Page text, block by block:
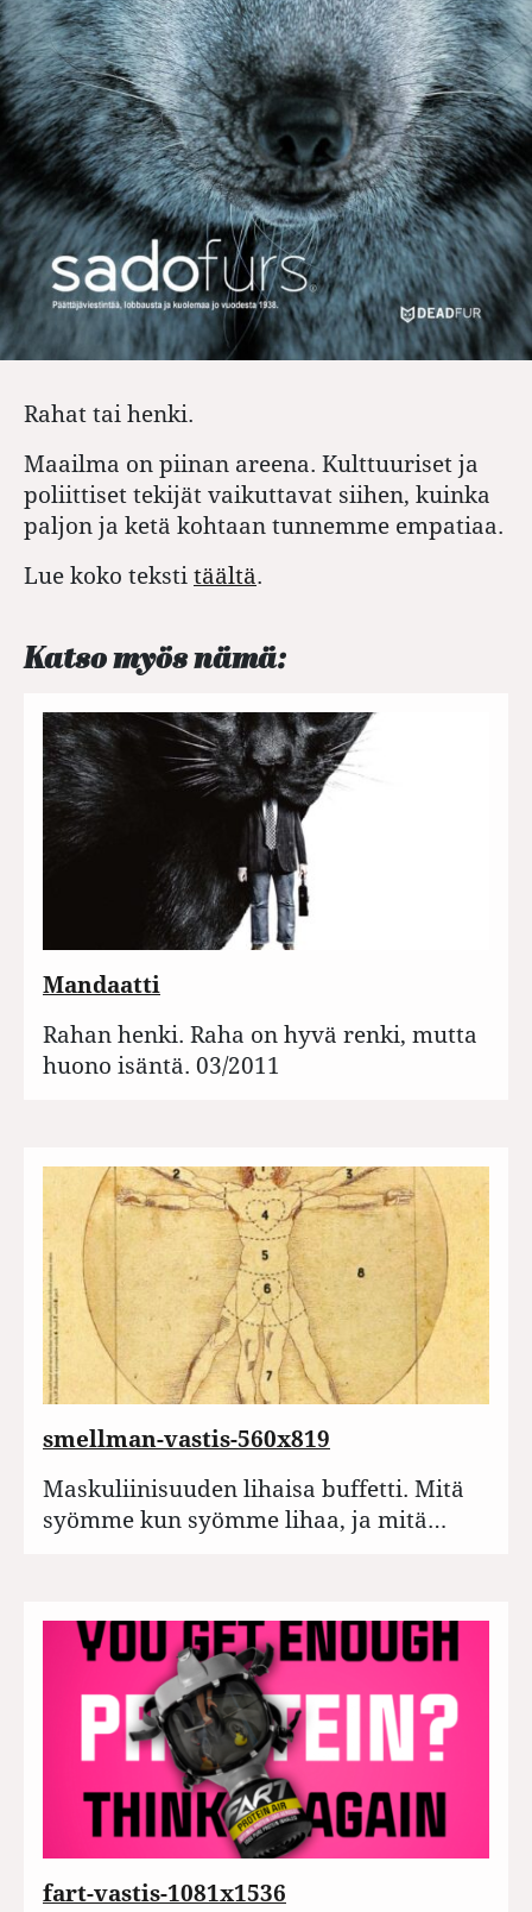
Rahat tai henki.
Maailma on piinan areena. Kulttuuriset ja
poliittiset tekijät vaikuttavat siihen, kuinka
paljon ja ketä kohtaan tunnemme empatiaa.
Lue koko teksti täältä.
Katso myös nämä:
Mandaatti
Rahan henki. Raha on hyvä renki, mutta
huono isäntä. 03/2011
smellman-vastis-560x819
Maskuliinisuuden lihaisa buffetti. Mitä
syömme kun syömme lihaa, ja mitä…
fart-vastis-1081x1536